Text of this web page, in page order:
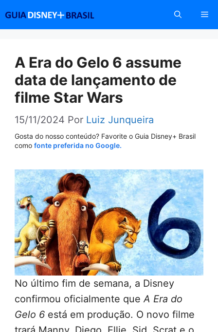
conteúdo
A Era do Gelo 6 assume
data de lançamento de
filme Star Wars
15/11/2024 Por Luiz Junqueira
Gosta do nosso conteúdo? Favorite o Guia Disney+ Brasil
como fonte preferida no Google.
No último fim de semana, a Disney
confirmou oficialmente queA Era do
Gelo 6 está em produção. O novo filme